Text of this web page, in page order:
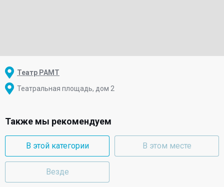
Театр РАМТ
Театральная площадь, дом 2
Также мы рекомендуем
В этой категории В этом месте
Везде